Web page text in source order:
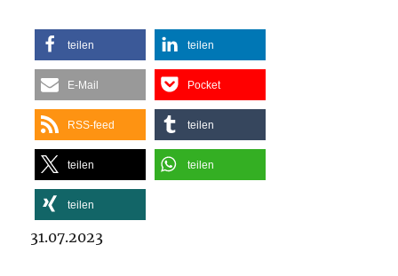
teilen teilen
E-Mail Pocket
RSS-feed teilen
teilen teilen
teilen
31.07.2023